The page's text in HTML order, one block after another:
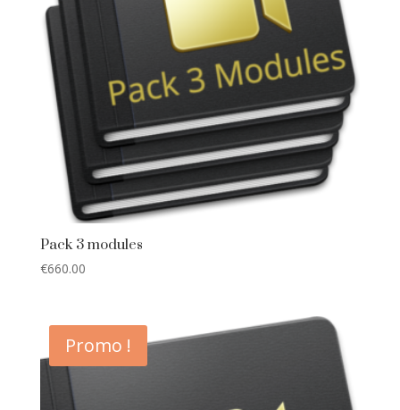
Pack 3 modules
€660.00
Promo !